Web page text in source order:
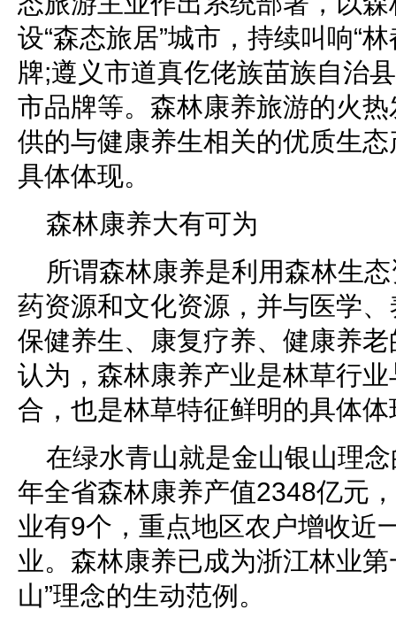
设“森态旅居”城市，持续叫响“
牌;遵义市道真仡佬族苗族自治
市品牌等。森林康养旅游的火
供的与健康养生相关的优质生
具体体现。
森林康养大有可为
所谓森林康养是利用森林生
药资源和文化资源，并与医学
保健养生、康复疗养、健康养
认为，森林康养产业是林草行
合，也是林草特征鲜明的具体体
在绿水青山就是金山银山理
年全省森林康养产值2348亿元
业有9个，重点地区农户增收近
业。森林康养已成为浙江林业
山”理念的生动范例。